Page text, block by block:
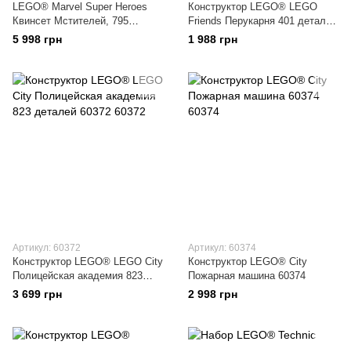
LEGO® Marvel Super Heroes
Квинсет Мстителей, 795
деталей (76248)
5 998 грн
Конструктор LEGO® LEGO
Friends Перукарня 401 деталей
(41743)
1 988 грн
Артикул: 60372
Конструктор LEGO® LEGO City
Полицейская академия 823
деталей 60372
3 699 грн
Артикул: 60374
Конструктор LEGO® City
Пожарная машина 60374
2 998 грн